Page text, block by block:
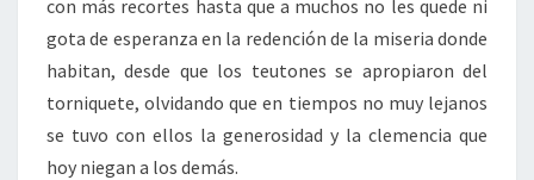
con más recortes hasta que a muchos no les quede ni
gota de esperanza en la redención de la miseria donde
habitan, desde que los teutones se apropiaron del
torniquete, olvidando que en tiempos no muy lejanos
se tuvo con ellos la generosidad y la clemencia que
hoy niegan a los demás.